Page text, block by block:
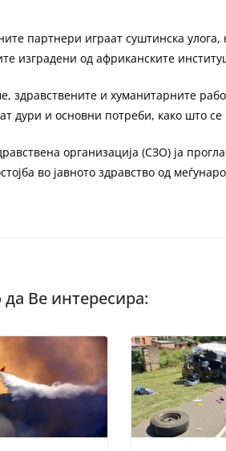
партнери играат суштинска
изградени од африканските
здравствените и хуманитарните
дури и основни потреби, како што се
организација (СЗО) ја
во јавното здравство од